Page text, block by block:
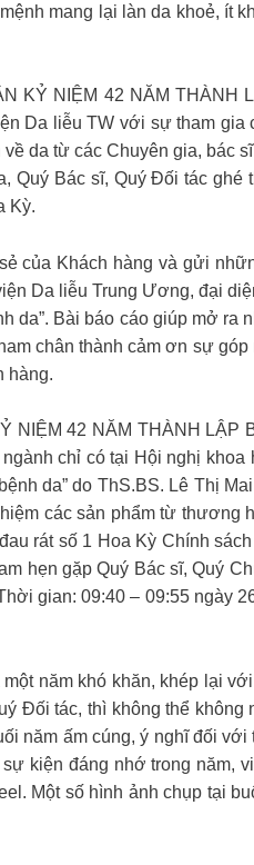
mang lại làn da khoẻ,
KỶ NIỆM 42 NĂM
Da liễu TW với sự tham
da từ các Chuyên gia, bác
Quý Bác sĩ, Quý Đối tác
Kỳ.
của Khách hàng và gửi
Da liễu Trung Ương, đại
da”. Bài báo cáo giúp mở
chân thành cảm ơn sự
hàng.
NIỆM 42 NĂM THÀNH
chỉ có tại Hội nghị
da” do ThS.BS. Lê Thị
các sản phẩm từ
rát số 1 Hoa Kỳ Chính
hẹn gặp Quý Bác sĩ, Quý
gian: 09:40 – 09:55 ngày
năm khó khăn, khép lại
Đối tác, thì không thể
năm ấm cúng, ý nghĩ đối
kiện đáng nhớ trong năm,
Một số hình ảnh chụp tại